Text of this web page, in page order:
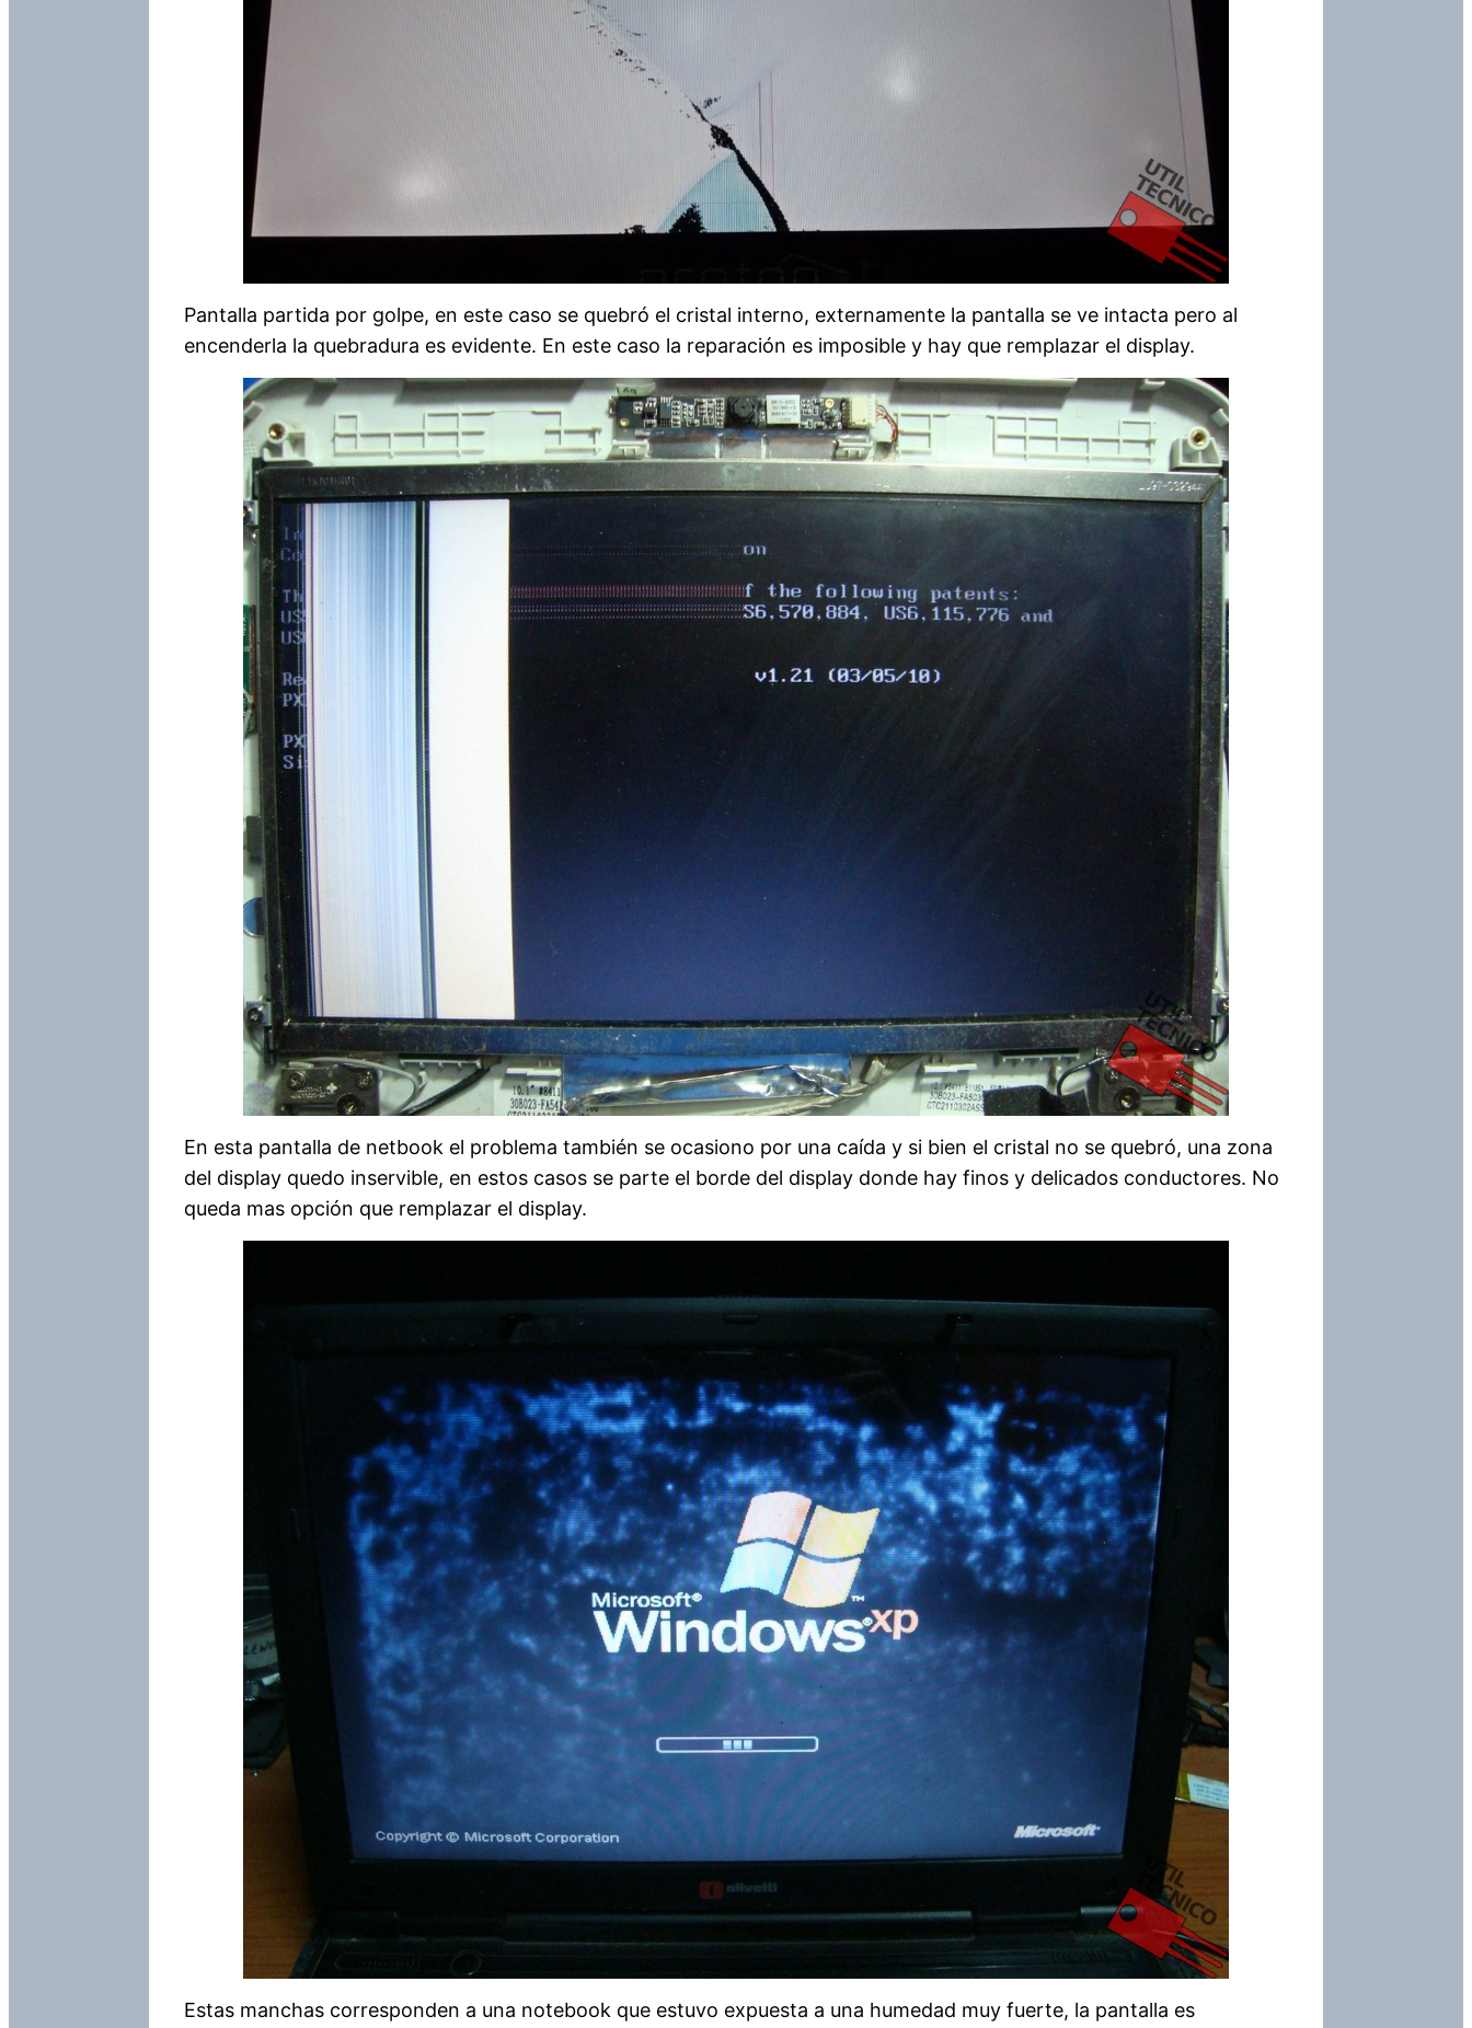
Pantalla partida por golpe, en este caso se quebró el cristal interno, externamente la pantalla se ve intacta pero al
encenderla la quebradura es evidente. En este caso la reparación es imposible y hay que remplazar el display.
En esta pantalla de netbook el problema también se ocasiono por una caída y si bien el cristal no se quebró, una zona
del display quedo inservible, en estos casos se parte el borde del display donde hay finos y delicados conductores. No
queda mas opción que remplazar el display.
Estas manchas corresponden a una notebook que estuvo expuesta a una humedad muy fuerte, la pantalla es